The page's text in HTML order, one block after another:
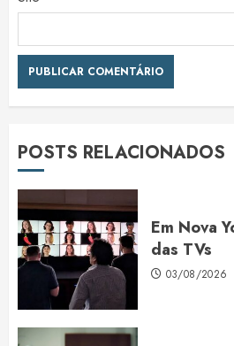
POSTS RELACIONADOS
Em Nova
das TVs
03/08/2026